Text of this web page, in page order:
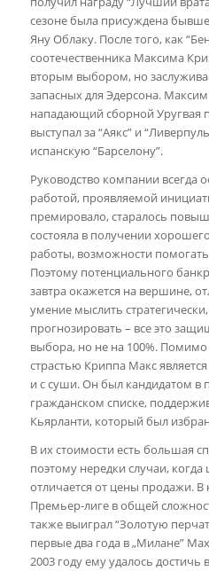
сезоне была присуждена
Яну Облаку. После того, как
соотечественника Максима
вторым выбором, но
запасных для Эдерсона.
нападающий сборной Уругвая
выступал за “Аякс” и
испанскую “Барселону”.
Руководство компании всегда
работой, проявляемой
премировало, старалось
состояла в получении
работы, возможности
Поэтому потенциального
завтра окажется на вершине,
умение мыслить
прогнозировать – все это
выбора, но не на 100%.
страстью Криппа Макс
и с суши. Он был кандидатом в
гражданском списке,
Кьярланти, который был
В их стоимости есть большая
поэтому нередки случаи,
отличается от цены продажи. В
Премьер-лиге в общей
также выиграл “Золотую
первые два года в „Милане”
2003 году ему удалось